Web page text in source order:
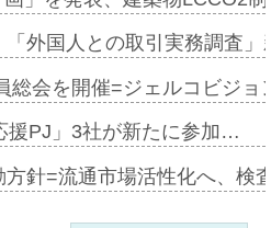
「外国人との取引実務調査
総会を開催=ジェルコビジ
援PJ」3社が新たに参加…
方針=流通市場活性化へ、検